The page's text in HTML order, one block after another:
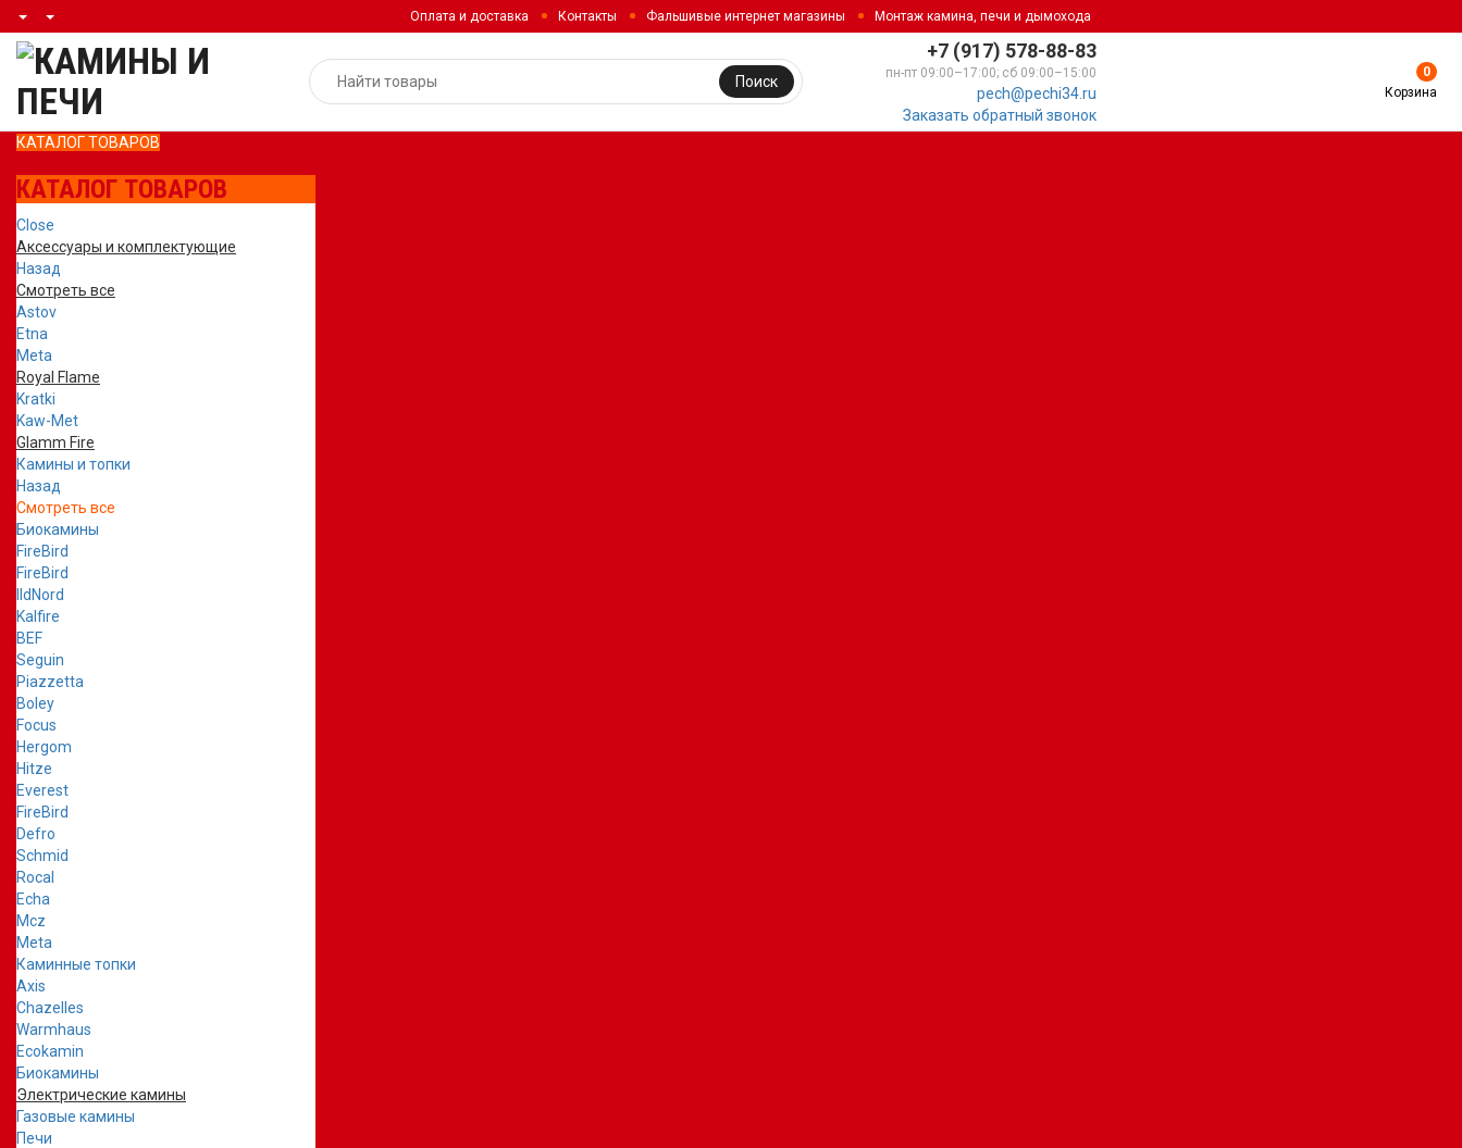
Оплата и доставка Контакты Фальшивые интернет магазины Монтаж камина, печи и дымохода
+7 (917) 578-88-83
пн-пт 09:00–17:00; сб 09:00–15:00
pech@pechi34.ru
Заказать обратный звонок
Поиск
0
Корзина
КАТАЛОГ ТОВАРОВ
КАТАЛОГ ТОВАРОВ
Close
Аксессуары и комплектующие
Назад
Смотреть все
Astov
Etna
Meta
Royal Flame
Kratki
Kaw-Met
Glamm Fire
Камины и топки
Назад
Смотреть все
Биокамины
FireBird
FireBird
IldNord
Kalfire
BEF
Seguin
Piazzetta
Boley
Focus
Hergom
Hitze
Everest
FireBird
Defro
Schmid
Rocal
Echa
Mcz
Meta
Каминные топки
Axis
Chazelles
Warmhaus
Ecokamin
Биокамины
Электрические камины
Газовые камины
Печи